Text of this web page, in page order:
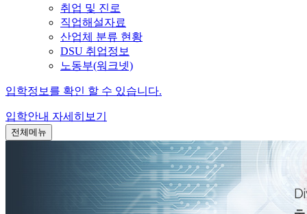
취업 및 진로
직업해설자료
산업체 분류 현황
DSU 취업정보
노동부(워크넷)
입학정보를 확인 할 수 있습니다.
입학안내 자세히보기
전체메뉴